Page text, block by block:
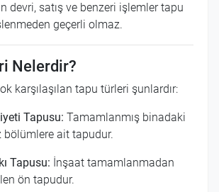
devri, satış ve benzeri işlemler tapu
geçerli olmaz.
Nelerdir?
karşılaşılan tapu türleri şunlardır:
Tapusu: Tamamlanmış binadaki
bölümlere ait tapudur.
Tapusu: İnşaat tamamlanmadan
ön tapudur.